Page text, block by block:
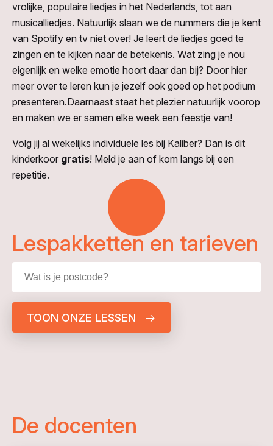
vrolijke, populaire liedjes in het Nederlands, tot aan
musicalliedjes. Natuurlijk slaan we de nummers die je kent
van Spotify en tv niet over! Je leert de liedjes goed te
zingen en te kijken naar de betekenis. Wat zing je nou
eigenlijk en welke emotie hoort daar dan bij? Door hier
meer over te leren kun je jezelf ook goed op het podium
presenteren.Daarnaast staat het plezier natuurlijk voorop
en maken we er samen elke week een feestje van!
Volg jij al wekelijks individuele les bij Kaliber? Dan is dit
kinderkoor gratis! Meld je aan of kom langs bij een
repetitie.
Lespakketten en tarieven
TOON ONZE LESSEN
De docenten